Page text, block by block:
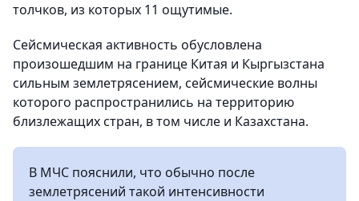
толчков, из которых 11 ощутимые.
Сейсмическая активность обусловлена
произошедшим на границе Китая и Кыргызстана
сильным землетрясением, сейсмические волны
которого распространились на территорию
близлежащих стран, в том числе и Казахстана.
В МЧС пояснили, что обычно после
землетрясений такой интенсивности